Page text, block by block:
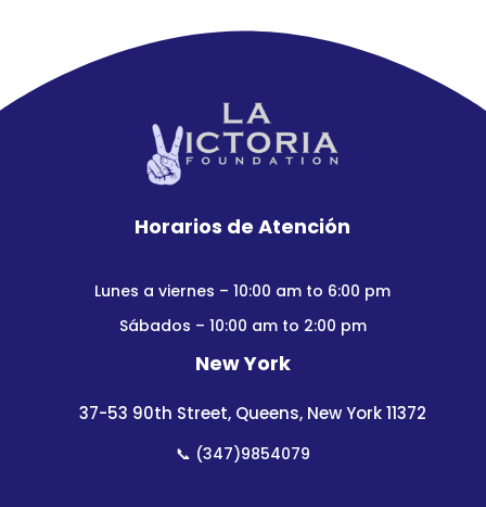
Horarios de Atención
Lunes a viernes – 10:00 am to 6:00 pm
Sábados – 10:00 am to 2:00 pm
New York
📍37-53 90th Street, Queens, New York 11372
📞 (347)9854079